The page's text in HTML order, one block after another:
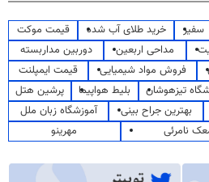
سفیر خرید طلای آب شده
قیمت موکت
مداحی اربعین
دوربین مداربسته
فروش مواد شیمیایی
قیمت ایمپلنت
تیزهوشان بلیط هواپیما
پرشین هتل
بهترین جراح بینی
آموزشگاه زبان ملل
نامرئی
مهرینو